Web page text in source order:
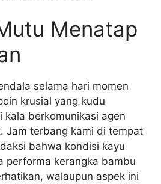
Menatap
selama hari momen
krusial yang kudu
kala berkomunikasi agen
Jam terbang kami di tempat
bahwa kondisi kayu
performa kerangka bambu
walaupun aspek ini